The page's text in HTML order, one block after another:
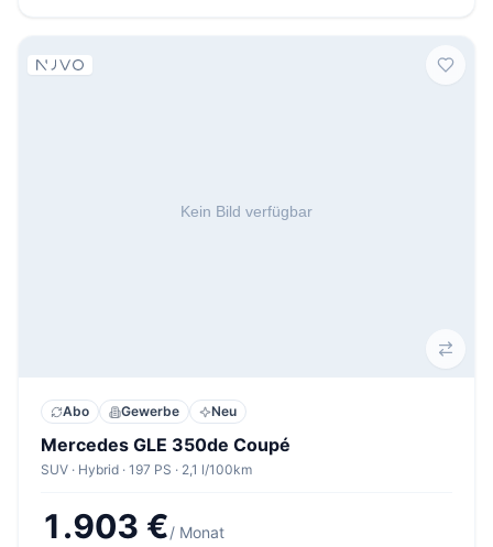
Abo Gewerbe Neu
Mercedes GLE 350de Coupé
SUV · Hybrid · 197 PS · 2,1 l/100km
1.903 €/ Monat